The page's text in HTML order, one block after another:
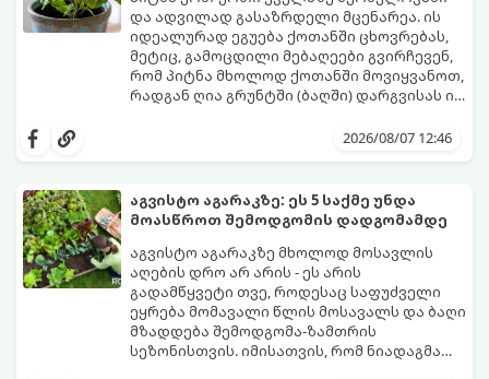
და ადვილად გასაზრდელი მცენარეა. ის
იდეალურად ეგუება ქოთანში ცხოვრებას,
მეტიც, გამოცდილი მებაღეები გვირჩევენ,
რომ პიტნა მხოლოდ ქოთანში მოვიყვანოთ,
რადგან ღია გრუნტში (ბაღში) დარგვისას ის
და სხვა მცენარეებს ავიწროებს.
გაგახარებთ ნორჩი, არომატული2026/08/07 12:46
აგვისტო აგარაკზე: ეს 5 საქმე უნდა
მოასწროთ შემოდგომის დადგომამდე
აგვისტო აგარაკზე მხოლოდ მოსავლის
აღების დრო არ არის - ეს არის
გადამწყვეტი თვე, როდესაც საფუძველი
ეყრება მომავალი წლის მოსავალს და ბაღი
მზადდება შემოდგომა-ზამთრის
სეზონისთვის. იმისათვის, რომ ნიადაგმა